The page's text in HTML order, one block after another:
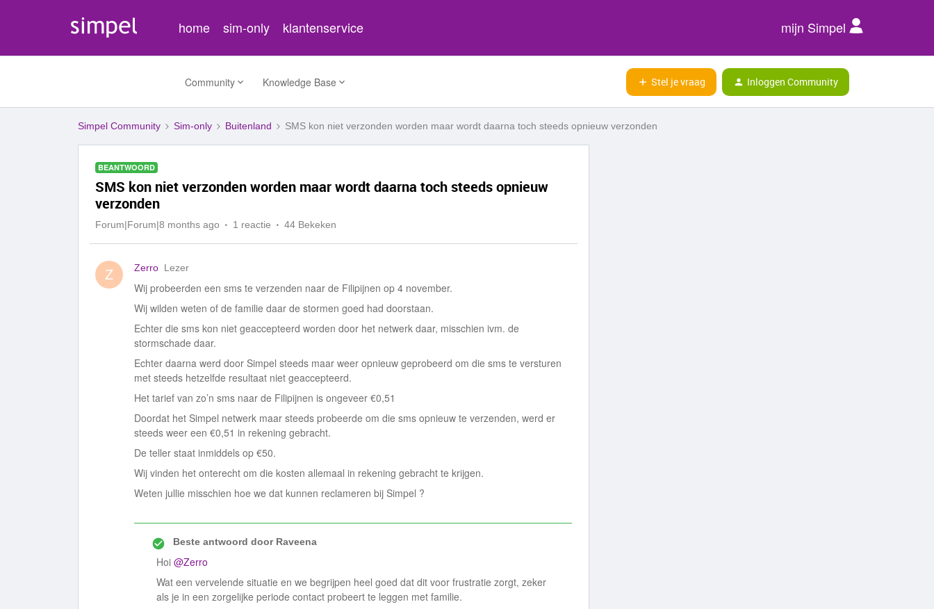
home sim-only klantenservice mijn Simpel
Community Knowledge Base Stel je vraag Inloggen Community
Simpel Community Sim-only Buitenland SMS kon niet verzonden worden maar wordt daarna toch steeds opnieuw verzonden
BEANTWOORD
SMS kon niet verzonden worden maar wordt daarna toch steeds opnieuw
verzonden
Forum|Forum|8 months ago 1 reactie 44 Bekeken
Z Zerro Lezer
Wij probeerden een sms te verzenden naar de Filipijnen op 4 november.
Wij wilden weten of de familie daar de stormen goed had doorstaan.
Echter die sms kon niet geaccepteerd worden door het netwerk daar, misschien ivm. de
stormschade daar.
Echter daarna werd door Simpel steeds maar weer opnieuw geprobeerd om die sms te versturen
met steeds hetzelfde resultaat niet geaccepteerd.
Het tarief van zo’n sms naar de Filipijnen is ongeveer €0,51
Doordat het Simpel netwerk maar steeds probeerde om die sms opnieuw te verzenden, werd er
steeds weer een €0,51 in rekening gebracht.
De teller staat inmiddels op €50.
Wij vinden het onterecht om die kosten allemaal in rekening gebracht te krijgen.
Weten jullie misschien hoe we dat kunnen reclameren bij Simpel ?
Beste antwoord doorRaveena
Hoi ​ @Zerro
Wat een vervelende situatie en we begrijpen heel goed dat dit voor frustratie zorgt, zeker
als je in een zorgelijke periode contact probeert te leggen met familie.